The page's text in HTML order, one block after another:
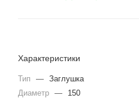
Характеристики
Тип — Заглушка
Диаметр —
150